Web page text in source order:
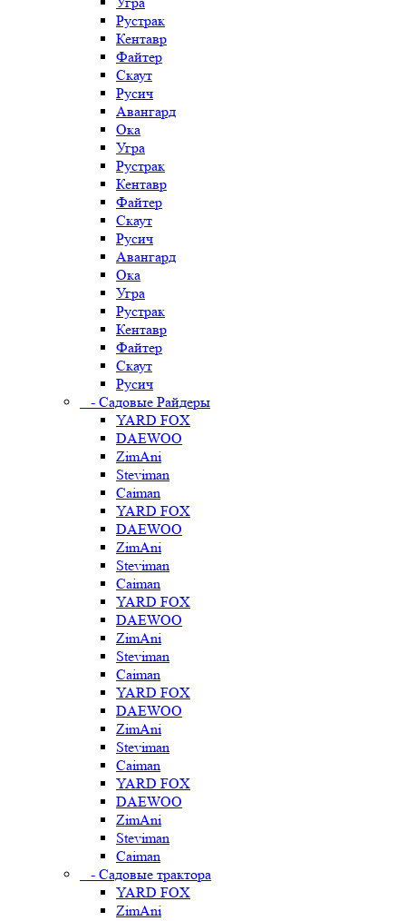
Рустрак
Кентавр
Файтер
Скаут
Русич
Авангард
Ока
Угра
Рустрак
Кентавр
Файтер
Скаут
Русич
Авангард
Ока
Угра
Рустрак
Кентавр
Файтер
Скаут
Русич
- Садовые Райдеры
YARD FOX
DAEWOO
ZimAni
Steviman
Caiman
YARD FOX
DAEWOO
ZimAni
Steviman
Caiman
YARD FOX
DAEWOO
ZimAni
Steviman
Caiman
YARD FOX
DAEWOO
ZimAni
Steviman
Caiman
YARD FOX
DAEWOO
ZimAni
Steviman
Caiman
- Садовые трактора
YARD FOX
ZimAni